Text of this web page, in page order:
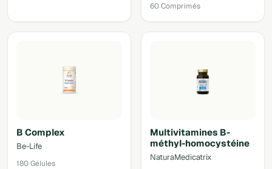
60 Comprimés
B Complex
Be-Life
180 Gélules
Multivitamines B-
méthyl-homocystéine
NaturaMedicatrix